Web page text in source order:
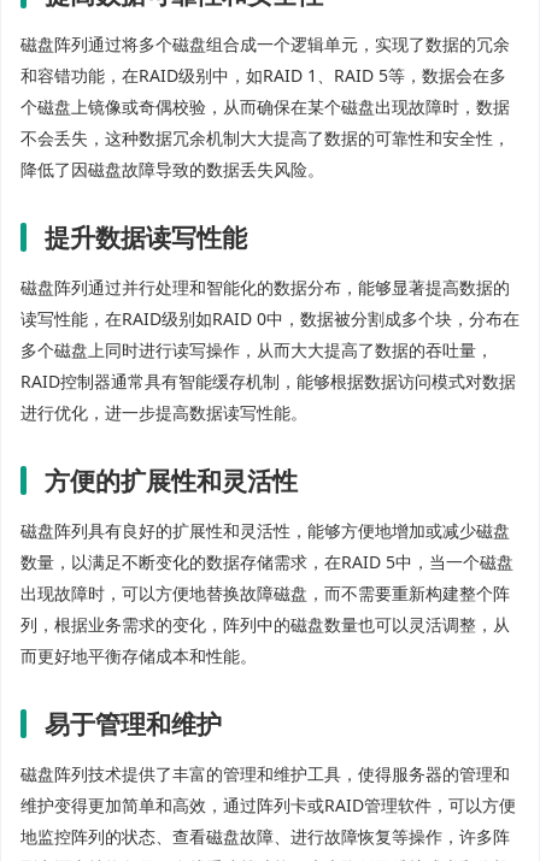
磁盘阵列通过将多个磁盘组合成一个逻辑单元，实现了数据的冗余
和容错功能，在RAID级别中，如RAID 1、RAID 5等，数据会在多
个磁盘上镜像或奇偶校验，从而确保在某个磁盘出现故障时，数据
不会丢失，这种数据冗余机制大大提高了数据的可靠性和安全性，
降低了因磁盘故障导致的数据丢失风险。
提升数据读写性能
磁盘阵列通过并行处理和智能化的数据分布，能够显著提高数据的
读写性能，在RAID级别如RAID 0中，数据被分割成多个块，分布在
多个磁盘上同时进行读写操作，从而大大提高了数据的吞吐量，
RAID控制器通常具有智能缓存机制，能够根据数据访问模式对数据
进行优化，进一步提高数据读写性能。
方便的扩展性和灵活性
磁盘阵列具有良好的扩展性和灵活性，能够方便地增加或减少磁盘
数量，以满足不断变化的数据存储需求，在RAID 5中，当一个磁盘
出现故障时，可以方便地替换故障磁盘，而不需要重新构建整个阵
列，根据业务需求的变化，阵列中的磁盘数量也可以灵活调整，从
而更好地平衡存储成本和性能。
易于管理和维护
磁盘阵列技术提供了丰富的管理和维护工具，使得服务器的管理和
维护变得更加简单和高效，通过阵列卡或RAID管理软件，可以方便
地监控阵列的状态、查看磁盘故障、进行故障恢复等操作，许多阵